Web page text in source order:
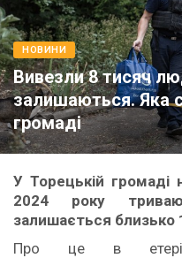
НОВИНИ
Вивезли 8 тисяч
залишаються. Яка
громаді
У Торецькій громаді
2024 року
залишається
Про це в етері